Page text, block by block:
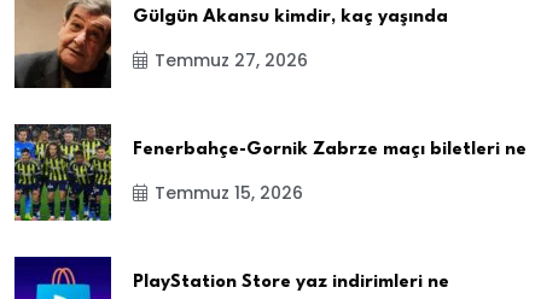
Gülgün Akansu kimdir, kaç yaşında
Temmuz 27, 2026
Fenerbahçe-Gornik Zabrze maçı biletleri ne
Temmuz 15, 2026
PlayStation Store yaz indirimleri ne